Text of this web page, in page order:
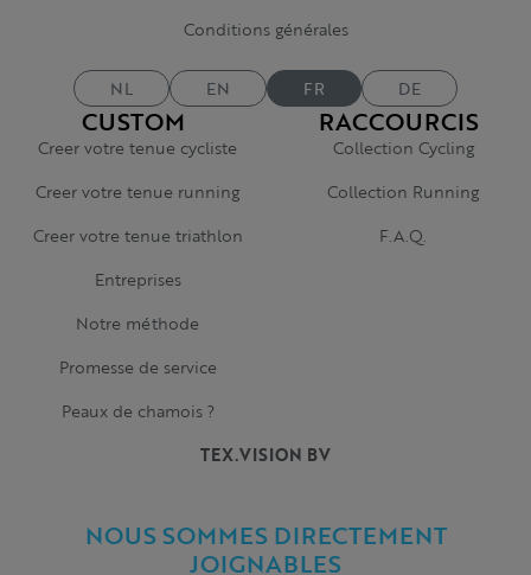
TEX.VISION BV
NOUS SOMMES DIRECTEMENT
JOIGNABLES
CUSTOM
Creer votre tenue cycliste
Creer votre tenue running
Creer votre tenue triathlon
Entreprises
Notre méthode
Promesse de service
Peaux de chamois ?
RACCOURCIS
Collection Cycling
Collection Running
F.A.Q.
Conditions générales
NL EN FR DE